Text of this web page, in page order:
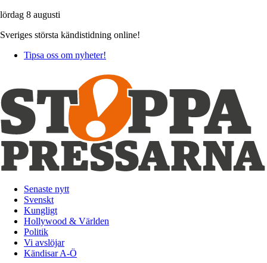
lördag 8 augusti
Sveriges största kändistidning online!
Tipsa oss om nyheter!
Senaste nytt
Svenskt
Kungligt
Hollywood & Världen
Politik
Vi avslöjar
Kändisar A-Ö